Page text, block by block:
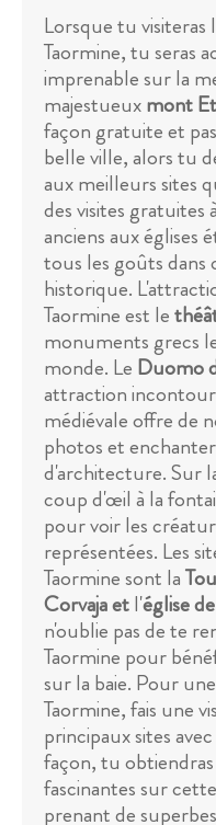
Lorsque tu visiteras
Taormine, tu seras
imprenable sur la
majestueuxmont
façon gratuite et
belle ville, alors tu
aux meilleurs sites
des visites gratuites
anciens aux églises
tous les goûts dans
historique.
Taormine est le
monuments grecs
monde. Le Duomo
attraction
médiévale offre de
photos et
d'architecture. Sur
coup d'œil à la
pour voir les
représentées. Les
Taormine sont la
Corvaja etl'église
n'oublie pas de te
Taormine pour
sur la baie. Pour
Taormine, fais une
principaux sites
façon, tu
fascinantes sur
prenant de